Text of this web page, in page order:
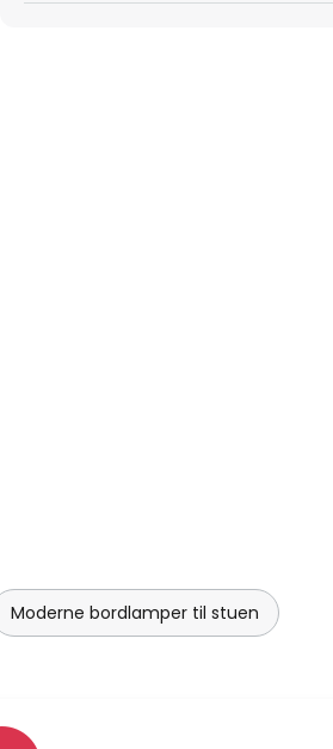
Moderne bordlamper til stuen